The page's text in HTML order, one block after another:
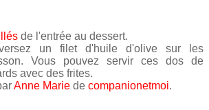
de l'entrée au dessert.
un filet d'huile d'olive sur les
Vous pouvez servir ces dos de
avec des frites.
Anne Marie de companionetmoi.